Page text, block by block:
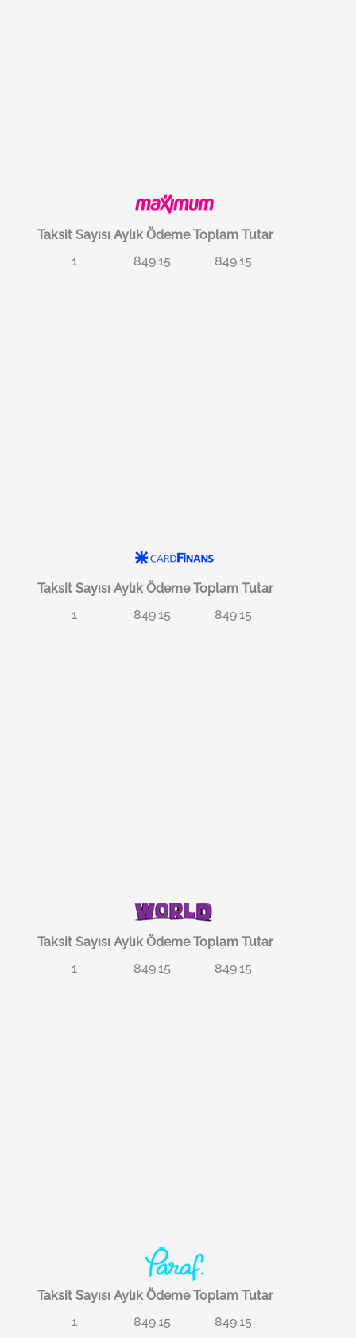
Taksit Sayısı Aylık Ödeme Toplam Tutar
1
849.15 849.15
Taksit Sayısı Aylık Ödeme Toplam Tutar
1
849.15 849.15
Taksit Sayısı Aylık Ödeme Toplam Tutar
1
849.15 849.15
Taksit Sayısı Aylık Ödeme Toplam Tutar
1
849.15 849.15